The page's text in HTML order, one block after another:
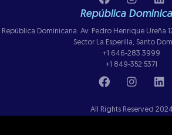
República
República Dominicana: Av. Pedro Henrique Ureña
Sector La Esperilla, Santo
+1 646-283.3999
+1 849-352.5371
All Rights Reserved 2024